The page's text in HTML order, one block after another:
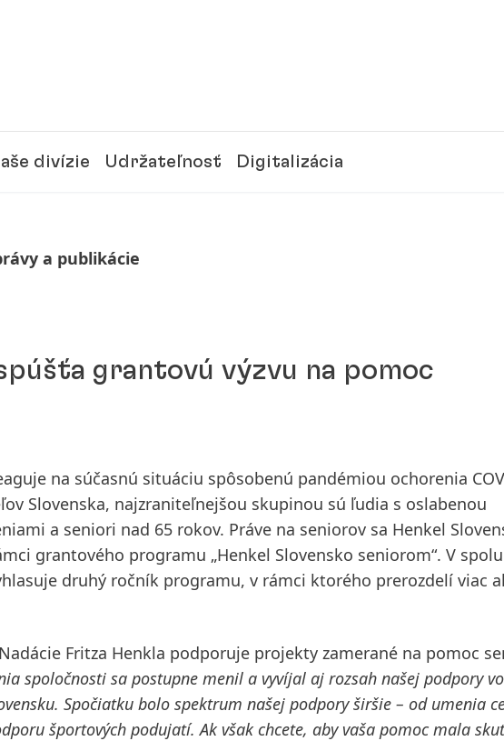
divízie Udržateľnosť Digitalizácia
a publikácie
grantovú výzvu na pomoc
na súčasnú situáciu spôsobenú pandémiou ochorenia
Slovenska, najzraniteľnejšou skupinou sú ľudia s oslabenou
a seniori nad 65 rokov. Práve na seniorov sa Henkel
grantového programu „Henkel Slovensko seniorom“. V
druhý ročník programu, v rámci ktorého prerozdelí viac
Fritza Henkla podporuje projekty zamerané na pomoc
spoločnosti sa postupne menil a vyvíjal aj rozsah našej podpory
Spočiatku bolo spektrum našej podpory širšie – od umenia
športových podujatí. Ak však chcete, aby vaša pomoc mala